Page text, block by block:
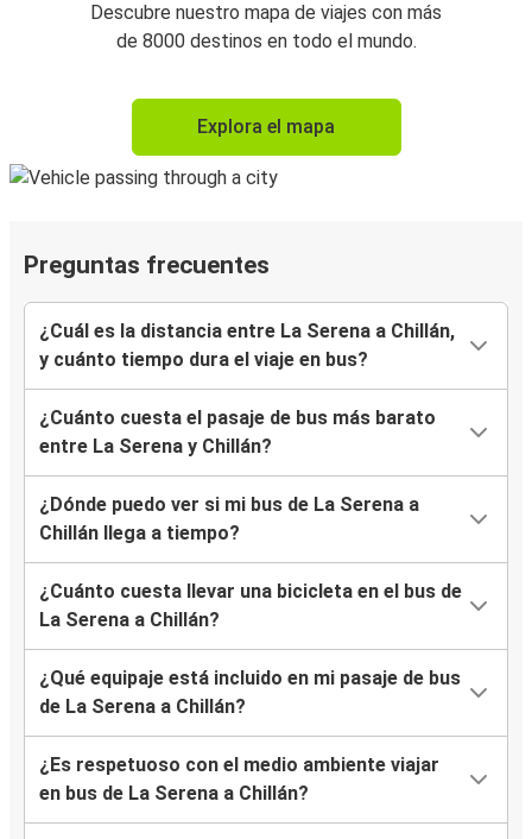
Descubre nuestro mapa de viajes con más
de 8000 destinos en todo el mundo.
Explora el mapa
Preguntas frecuentes
¿Cuál es la distancia entre La Serena a Chillán,
y cuánto tiempo dura el viaje en bus?
¿Cuánto cuesta el pasaje de bus más barato
entre La Serena y Chillán?
¿Dónde puedo ver si mi bus de La Serena a
Chillán llega a tiempo?
¿Cuánto cuesta llevar una bicicleta en el bus de
La Serena a Chillán?
¿Qué equipaje está incluido en mi pasaje de bus
de La Serena a Chillán?
¿Es respetuoso con el medio ambiente viajar
en bus de La Serena a Chillán?